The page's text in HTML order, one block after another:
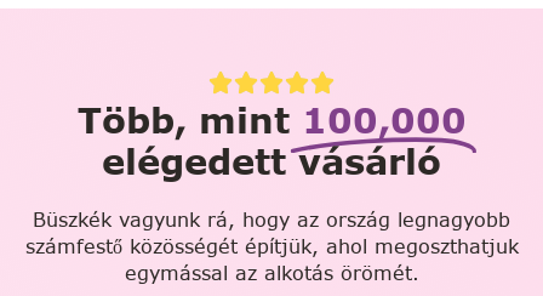
Több, mint 100,000
elégedett vásárló
Büszkék vagyunk rá, hogy az ország legnagyobb
számfestő közösségét építjük, ahol megoszthatjuk
egymással az alkotás örömét.